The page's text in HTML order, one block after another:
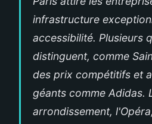
infrastructure
accessibilité. Plusieurs
distinguent, comme
des prix compétitifs et
géants comme Adidas.
arrondissement,